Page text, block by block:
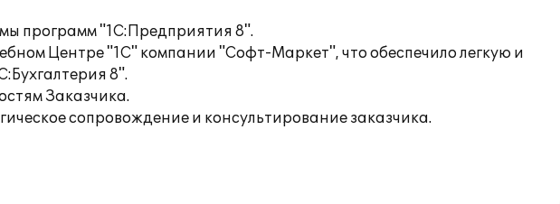
программ "1С:Предприятия 8".
Центре "1С" компании "Софт-Маркет", что обеспечило легкую и
8".
Заказчика.
сопровождение и консультирование заказчика.